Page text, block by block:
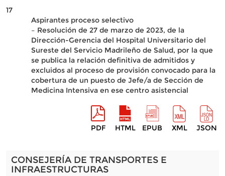
17
Aspirantes proceso selectivo
– Resolución de 27 de marzo de 2023, de la
Dirección-Gerencia del Hospital Universitario del
Sureste del Servicio Madrileño de Salud, por la que
se publica la relación definitiva de admitidos y
excluidos al proceso de provisión convocado para la
cobertura de un puesto de Jefe/a de Sección de
Medicina Intensiva en ese centro asistencial
PDF HTML EPUB XML JSON
CONSEJERÍA DE TRANSPORTES E
INFRAESTRUCTURAS